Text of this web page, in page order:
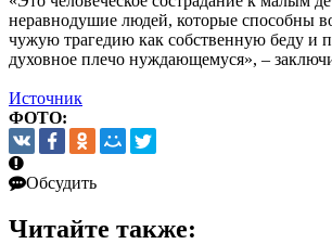
неравнодушие людей, которые способны
чужую трагедию как собственную беду и
духовное плечо нуждающемуся», –
Источник
ФОТО:
Обсудить
Читайте также: